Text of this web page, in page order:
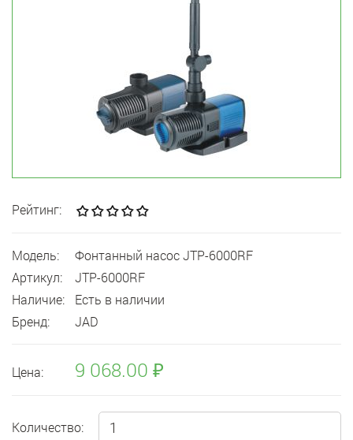
Рейтинг:
Модель:
Фонтанный насос JTP-6000RF
Артикул:
JTP-6000RF
Наличие:
Есть в наличии
Бренд:
JAD
Цена: 9 068.00 ₽
Количество: